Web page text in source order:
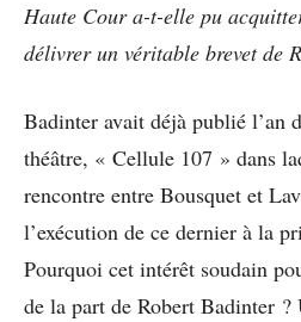
Haute Cour a-t-elle pu
délivrer un véritable brevet de
Badinter avait déjà publié l’an
théâtre, « Cellule 107 » dans
rencontre entre Bousquet et
l’exécution de ce dernier à la
Pourquoi cet intérêt soudain
de la part de Robert Badinter ?